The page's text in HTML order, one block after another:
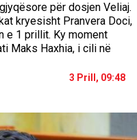
për dosjen Veliaj.
kryesisht Pranvera Doci,
e 1 prillit. Ky moment
Maks Haxhia, i cili në
3 Prill, 09:48